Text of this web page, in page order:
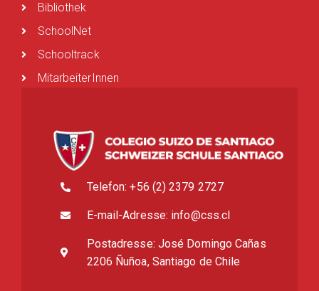
Bibliothek
SchoolNet
Schooltrack
MitarbeiterInnen
Telefon: +56 (2) 2379 2727
E-mail-Adresse: info@css.cl
Postadresse: José Domingo Cañas
2206 Ñuñoa, Santiago de Chile